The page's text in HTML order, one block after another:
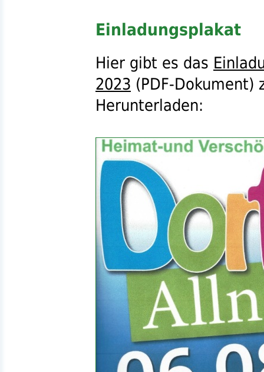
Einladungsplakat
Hier gibt es das
2023 (PDF-Dokument)
Herunterladen: